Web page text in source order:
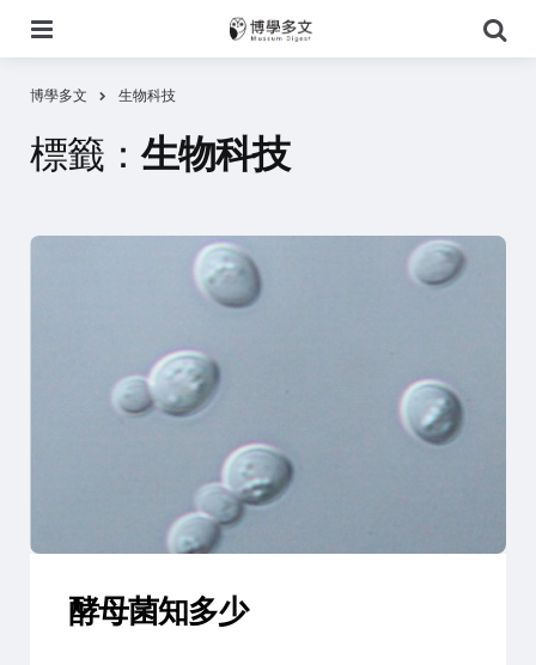
尋
博學多文 生物科技
標籤：生物科技
酵母菌知多少